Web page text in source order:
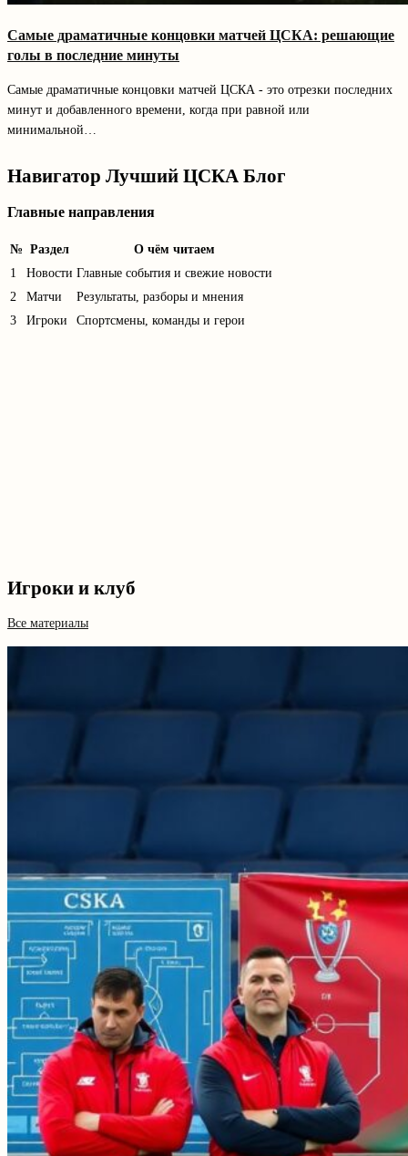
Самые драматичные концовки матчей ЦСКА: решающие
голы в последние минуты
Самые драматичные концовки матчей ЦСКА - это отрезки последних
минут и добавленного времени, когда при равной или
минимальной…
Навигатор Лучший ЦСКА Блог
Главные направления
№ Раздел
О чём читаем
1
Новости Главные события и свежие новости
2
Матчи
Результаты, разборы и мнения
3
Игроки Спортсмены, команды и герои
Игроки и клуб
Все материалы